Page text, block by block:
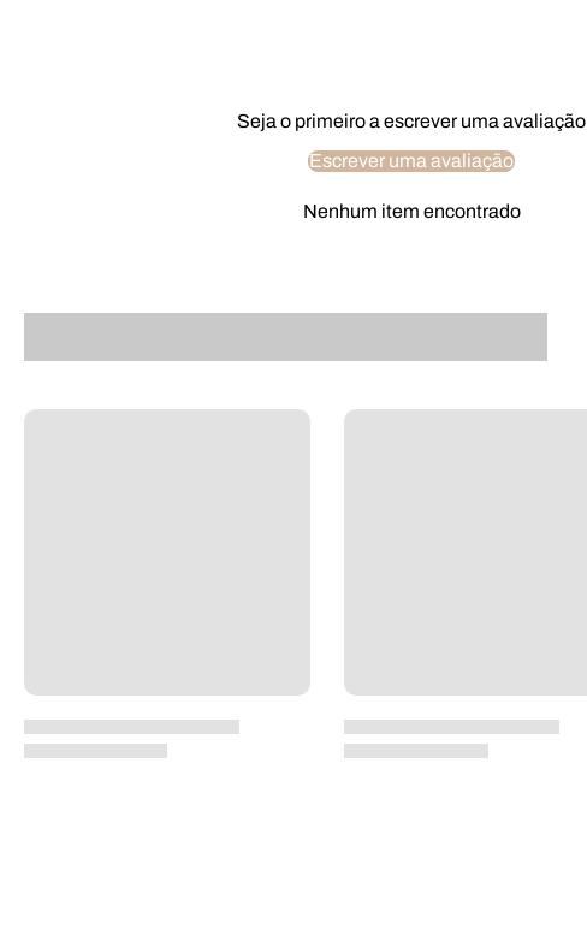
Seja o primeiro a escrever uma avaliação
Escrever uma avaliação
Nenhum item encontrado